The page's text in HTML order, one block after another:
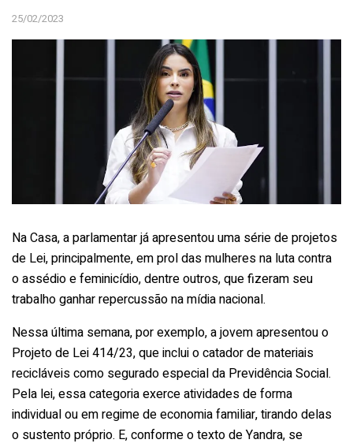
25/02/2023
Na Casa, a parlamentar já apresentou uma série de projetos
de Lei, principalmente, em prol das mulheres na luta contra
o assédio e feminicídio, dentre outros, que fizeram seu
trabalho ganhar repercussão na mídia nacional.
Nessa última semana, por exemplo, a jovem apresentou o
Projeto de Lei 414/23, que inclui o catador de materiais
recicláveis como segurado especial da Previdência Social.
Pela lei, essa categoria exerce atividades de forma
individual ou em regime de economia familiar, tirando delas
o sustento próprio. E, conforme o texto de Yandra, se